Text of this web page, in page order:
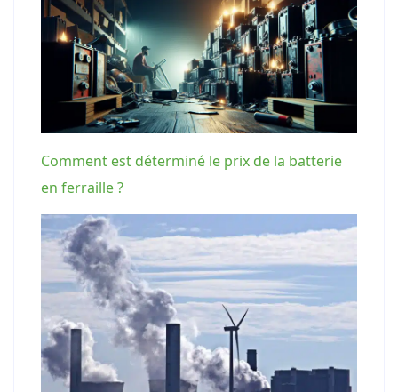
Comment est déterminé le prix de la batterie
en ferraille ?